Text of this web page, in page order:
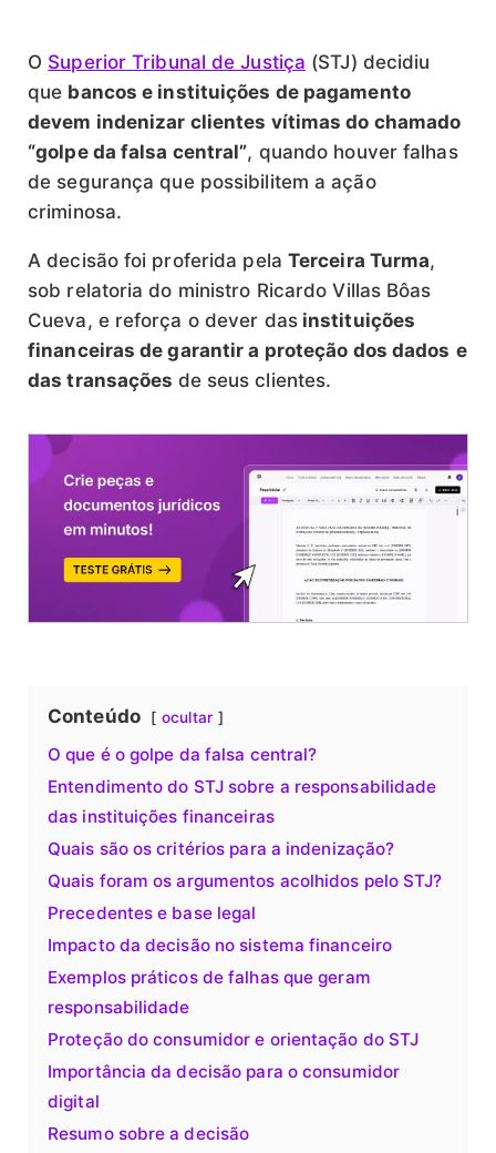
O Superior Tribunal de Justiça (STJ) decidiu
que bancos e instituições de pagamento
devem indenizar clientes vítimas do chamado
“golpe da falsa central”, quando houver falhas
de segurança que possibilitem a ação
criminosa.
A decisão foi proferida pela Terceira Turma,
sob relatoria do ministro Ricardo Villas Bôas
Cueva, e reforça o dever dasinstituições
financeiras de garantir a proteção dos dados e
das transações de seus clientes.
Conteúdo ocultar
O que é o golpe da falsa central?
Entendimento do STJ sobre a responsabilidade
das instituições financeiras
Quais são os critérios para a indenização?
Quais foram os argumentos acolhidos pelo STJ?
Precedentes e base legal
Impacto da decisão no sistema financeiro
Exemplos práticos de falhas que geram
responsabilidade
Proteção do consumidor e orientação do STJ
Importância da decisão para o consumidor
digital
Resumo sobre a decisão